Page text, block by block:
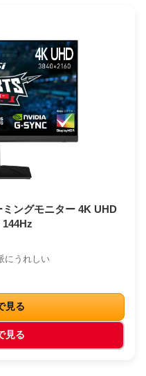
ングモニター 4K UHD
144Hz
にうれしい
見る
見る